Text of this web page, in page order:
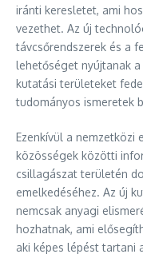
iránti keresletet, ami
vezethet. Az új
távcsőrendszerek és a
lehetőséget nyújtanak
kutatási területeket
tudományos ismeretek
Ezenkívül a nemzetközi
közösségek közötti
csillagászat területén
emelkedéséhez. Az új
nemcsak anyagi
hozhatnak, ami
aki képes lépést tartani